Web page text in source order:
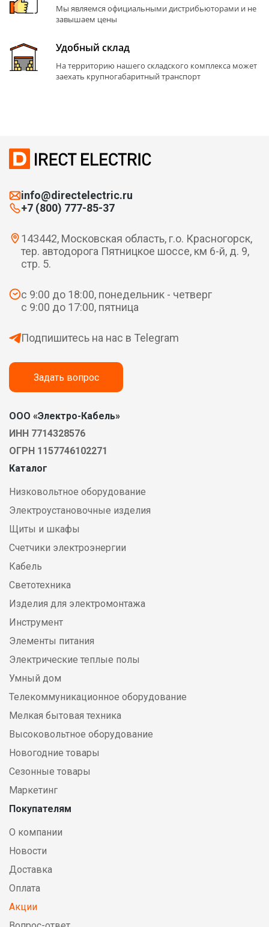
Мы являемся официальными дистрибьюторами и не
завышаем цены
Удобный склад
На территорию нашего складского комплекса может
заехать крупногабаритный транспорт
info@directelectric.ru
+7 (800) 777-85-37
143442, Московская область, г.о. Красногорск,
тер. автодорога Пятницкое шоссе, км 6-й, д. 9,
стр. 5.
с 9:00 до 18:00, понедельник - четверг
с 9:00 до 17:00, пятница
Подпишитесь на нас в Telegram
Задать вопрос
ООО «Электро-Кабель»
ИНН 7714328576
ОГРН 1157746102271
Каталог
Низковольтное оборудование
Электроустановочные изделия
Щиты и шкафы
Счетчики электроэнергии
Кабель
Светотехника
Изделия для электромонтажа
Инструмент
Элементы питания
Электрические теплые полы
Умный дом
Телекоммуникационное оборудование
Мелкая бытовая техника
Высоковольтное оборудование
Новогодние товары
Сезонные товары
Маркетинг
Покупателям
О компании
Новости
Доставка
Оплата
Акции